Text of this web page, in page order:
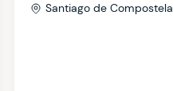
Santiago de Compostela